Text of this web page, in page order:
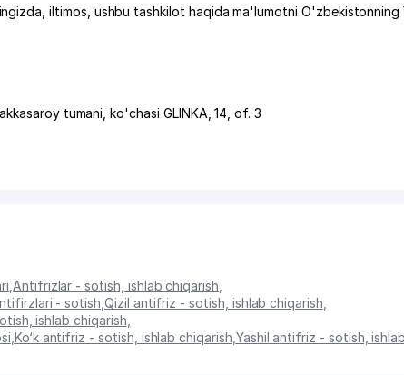
iltimos, ushbu tashkilot haqida ma'lumotni O'zbekistonning
tumani ,ko'chasi GLINKA , 14, of. 3
Antifrizlar - sotish, ishlab chiqarish
- sotish Qizil antifriz - sotish, ishlab chiqarish
ishlab chiqarish
Ko‘k antifriz - sotish, ishlab chiqarish Yashil antifriz - sotish,